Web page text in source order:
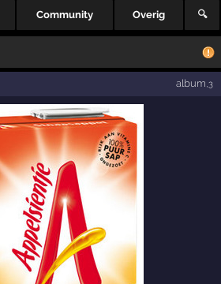
Community Overig 🔍
album ,3